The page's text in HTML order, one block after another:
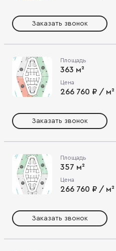
Заказать звонок
Площадь
363 м²
Цена
266 760 ₽ / м²
Заказать звонок
Площадь
357 м²
Цена
266 760 ₽ / м²
Заказать звонок